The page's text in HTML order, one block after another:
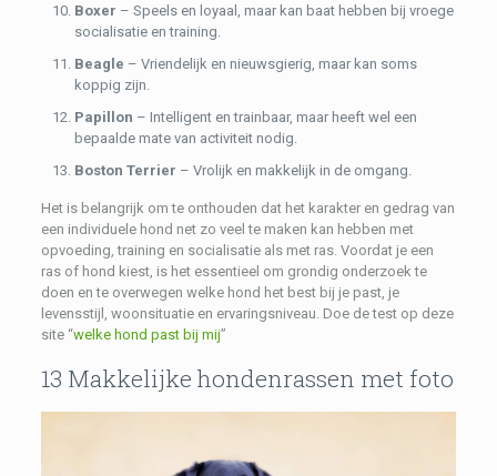
Boxer – Speels en loyaal, maar kan baat hebben bij vroege
socialisatie en training.
Beagle – Vriendelijk en nieuwsgierig, maar kan soms
koppig zijn.
Papillon – Intelligent en trainbaar, maar heeft wel een
bepaalde mate van activiteit nodig.
Boston Terrier – Vrolijk en makkelijk in de omgang.
Het is belangrijk om te onthouden dat het karakter en gedrag van
een individuele hond net zo veel te maken kan hebben met
opvoeding, training en socialisatie als met ras. Voordat je een
ras of hond kiest, is het essentieel om grondig onderzoek te
doen en te overwegen welke hond het best bij je past, je
levensstijl, woonsituatie en ervaringsniveau. Doe de test op deze
site “welke hond past bij mij”
13 Makkelijke hondenrassen met foto